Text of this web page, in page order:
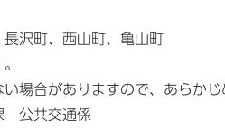
沢町、西山町、亀山町
場合がありますので、あらか
公共交通係